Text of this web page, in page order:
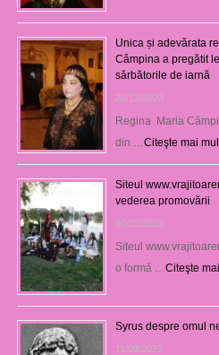
Unica și adevărata
Câmpina a pregătit
sărbătorile de iarnă
26/12/2023
Regina Maria
din … Citeşte mai
Siteul
vederea promovării
07/12/2023
Siteul
o formă … Citeşte
Syrus despre omul
11/09/2023